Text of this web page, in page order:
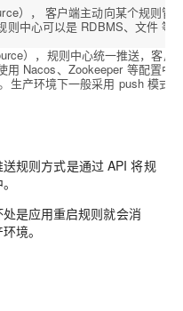
）， 客户端主动向某个规则管
中心可以是 RDBMS、文件 等
），规则中心统一推送，客户
用 Nacos、Zookeeper 等配置中
生产环境下一般采用 push 模式
规则方式是通过 API 将规
是应用重启规则就会消
境。